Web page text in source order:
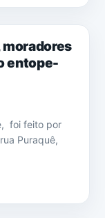
moradores
entope-
foi feito por
Puraquê,